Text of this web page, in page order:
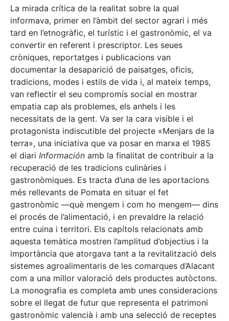
La mirada crítica de la realitat sobre la qual
informava, primer en l’àmbit del sector agrari i més
tard en l’etnogràfic, el turístic i el gastronòmic, el va
convertir en referent i prescriptor. Les seues
cròniques, reportatges i publicacions van
documentar la desaparició de paisatges, oficis,
tradicions, modes i estils de vida i, al mateix temps,
van reflectir el seu compromís social en mostrar
empatia cap als problemes, els anhels i les
necessitats de la gent. Va ser la cara visible i el
protagonista indiscutible del projecte «Menjars de la
terra», una iniciativa que va posar en marxa el 1985
el diari Información amb la finalitat de contribuir a la
recuperació de les tradicions culinàries i
gastronòmiques. Es tracta d’una de les aportacions
més rellevants de Pomata en situar el fet
gastronòmic —què mengem i com ho mengem— dins
el procés de l’alimentació, i en prevaldre la relació
entre cuina i territori. Els capítols relacionats amb
aquesta temàtica mostren l’amplitud d’objectius i la
importància que atorgava tant a la revitalització dels
sistemes agroalimentaris de les comarques d’Alacant
com a una millor valoració dels productes autòctons.
La monografia es completa amb unes consideracions
sobre el llegat de futur que representa el patrimoni
gastronòmic valencià i amb una selecció de receptes